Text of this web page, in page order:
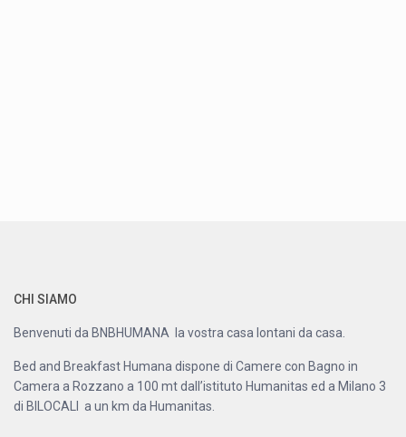
CHI SIAMO
Benvenuti da BNBHUMANA la vostra casa lontani da casa.
Bed and Breakfast Humana dispone di Camere con Bagno in
Camera a Rozzano a 100 mt dall’istituto Humanitas ed a Milano 3
di BILOCALI a un km da Humanitas.